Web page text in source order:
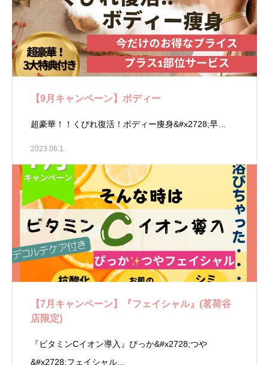
【9月キャンペーン】ボディー
超豪華！！くびれ復活！ボディー痩身&#x2728;早…
2023.06.1
【7月キャンペーン】『フェイシャル』(茗荷谷
店限定)
『ビタミンCイオン導入』ぴっか&#x2728;つや
&#x2728;フェイシャル…